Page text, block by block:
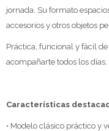
jornada. Su formato
accesorios y otros objetos
Práctica, funcional y fácil
acompañarte todos los días.
Características
• Modelo clásico práctico y